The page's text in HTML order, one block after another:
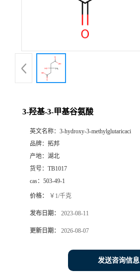
3-羟基-3-甲基谷氨酸
英文名称： 3-hydroxy-3-methylglutaricaci
品牌： 拓邦
产地： 湖北
货号： TB1017
cas： 503-49-1
价格： ￥1/千克
发布日期： 2023-08-11
更新日期： 2026-08-07
发送咨询信息